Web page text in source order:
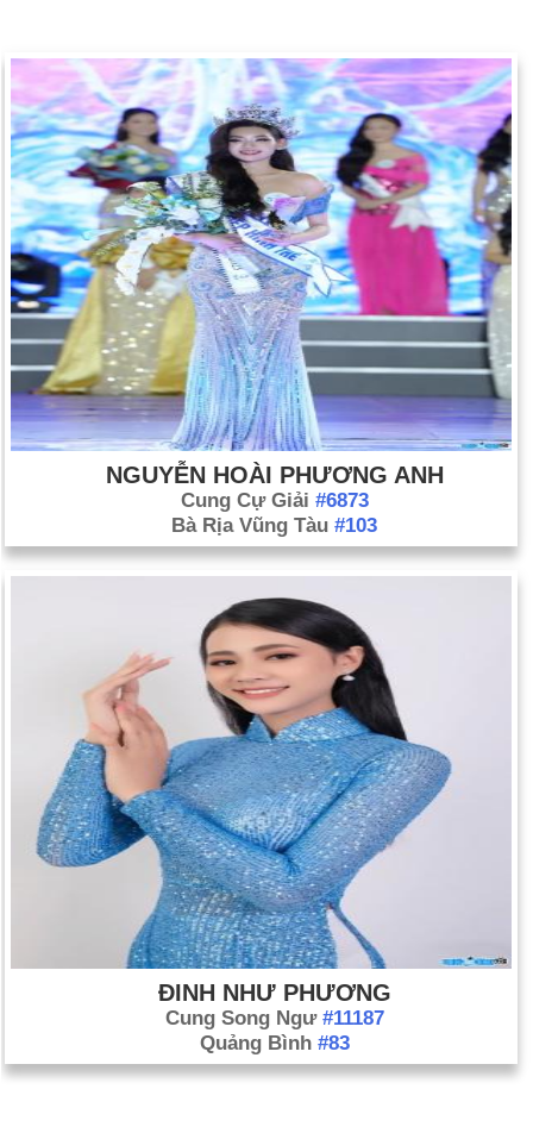
NGUYỄN HOÀI PHƯƠNG ANH
Cung Cự Giải #6873
Bà Rịa Vũng Tàu #103
ĐINH NHƯ PHƯƠNG
Cung Song Ngư #11187
Quảng Bình #83